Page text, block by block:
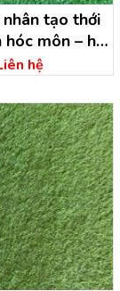
tạo thới
môn – hồ
minh
hệ